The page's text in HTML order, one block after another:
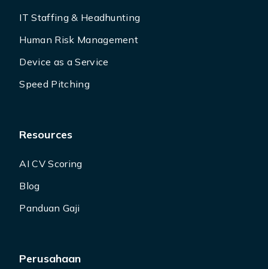
IT Staffing & Headhunting
Human Risk Management
Device as a Service
Speed Pitching
Resources
AI CV Scoring
Blog
Panduan Gaji
Perusahaan